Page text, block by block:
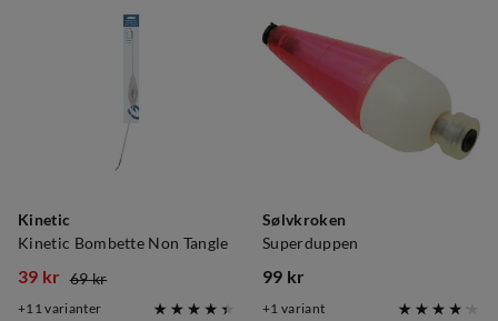
Kinetic
Kinetic Bombette Non Tangle
discounted
39 kr
original
69 kr
11 varianter
Sølvkroken
Superduppen
price
99 kr
1 variant